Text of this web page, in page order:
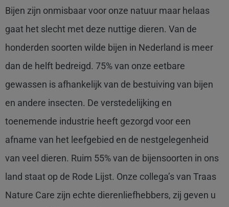
Bijen zijn onmisbaar voor onze natuur maar helaas
gaat het slecht met deze nuttige dieren. Van de
honderden soorten wilde bijen in Nederland is meer
dan de helft bedreigd. 75% van onze eetbare
gewassen is afhankelijk van de bestuiving van bijen
en andere insecten. De verstedelijking en
toenemende industrie heeft gezorgd voor een
afname van het leefgebied en de nestgelegenheid
van veel dieren. Ruim 55% van de bijensoorten in ons
land staat op de Rode Lijst. Onze collega’s van Traas
Nature Care zijn echte dierenliefhebbers, zij geven u